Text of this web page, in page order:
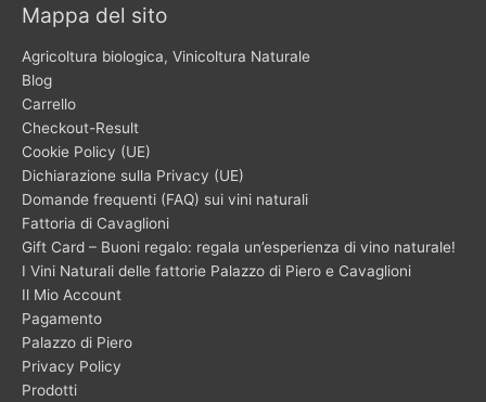
Mappa del sito
Agricoltura biologica, Vinicoltura Naturale
Blog
Carrello
Checkout-Result
Cookie Policy (UE)
Dichiarazione sulla Privacy (UE)
Domande frequenti (FAQ) sui vini naturali
Fattoria di Cavaglioni
Gift Card – Buoni regalo: regala un’esperienza di vino naturale!
I Vini Naturali delle fattorie Palazzo di Piero e Cavaglioni
Il Mio Account
Pagamento
Palazzo di Piero
Privacy Policy
Prodotti